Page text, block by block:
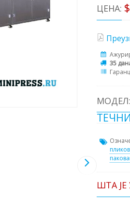
ЦЕНА:
35
МОДЕЛ:
ШТА